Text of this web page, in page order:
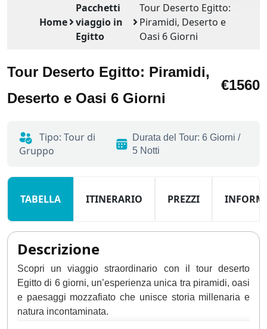
Home
Pacchetti
viaggio in
Egitto
Tour Deserto Egitto:
Piramidi, Deserto e
Oasi 6 Giorni
Tour Deserto Egitto: Piramidi,
Deserto e Oasi 6 Giorni
€1560
Tipo: Tour di
Gruppo
Durata del Tour: 6 Giorni /
5 Notti
TABELLA ITINERARIO PREZZI
Descrizione
Scopri un viaggio straordinario con il tour deserto
Egitto di 6 giorni, un’esperienza unica tra piramidi, oasi
e paesaggi mozzafiato che unisce storia millenaria e
natura incontaminata.